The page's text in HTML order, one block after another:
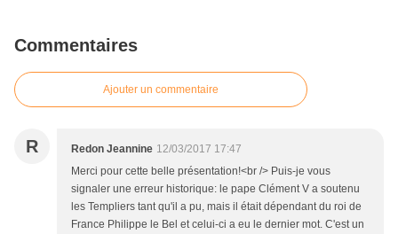
Commentaires
Ajouter un commentaire
R Redon Jeannine 12/03/2017 17:47
Merci pour cette belle présentation!<br /> Puis-je vous
signaler une erreur historique: le pape Clément V a soutenu
les Templiers tant qu'il a pu, mais il était dépendant du roi de
France Philippe le Bel et celui-ci a eu le dernier mot. C'est un